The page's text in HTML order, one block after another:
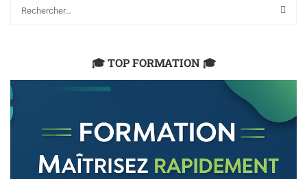
🎓 TOP FORMATION 🎓